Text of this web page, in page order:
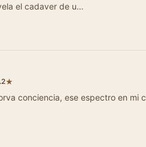
el cadaver de u…
★